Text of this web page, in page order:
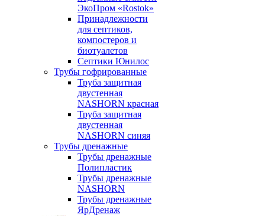
ЭкоПром «Rostok»
Принадлежности
для септиков,
компостеров и
биотуалетов
Септики Юнилос
Трубы гофрированные
Труба защитная
двустенная
NASHORN красная
Труба защитная
двустенная
NASHORN синяя
Трубы дренажные
Трубы дренажные
Полипластик
Трубы дренажные
NASHORN
Трубы дренажные
ЯрДренаж